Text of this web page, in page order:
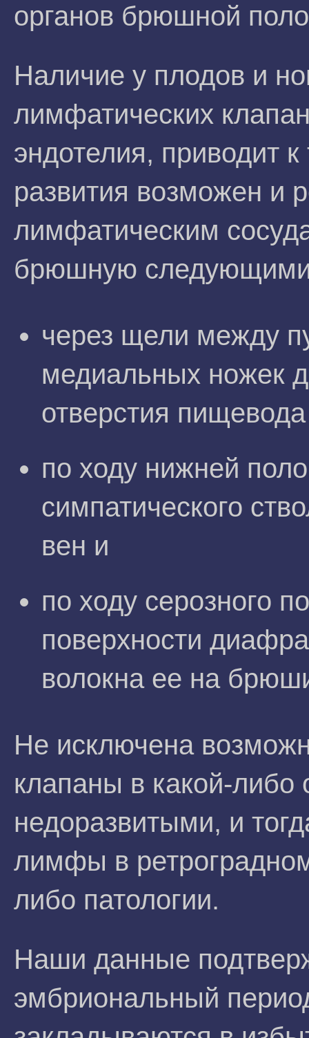
органов брюшной
Наличие у плодов и
лимфатических
эндотелия, приводит
развития возможен и
лимфатическим
брюшную
через щели между
медиальных ножек
отверстия
по ходу нижней
симпатического
вен и
по ходу серозного
поверхности
волокна ее на
Не исключена
клапаны в какой-либо
недоразвитыми, и
лимфы в
либо патологии.
Наши данные
эмбриональный